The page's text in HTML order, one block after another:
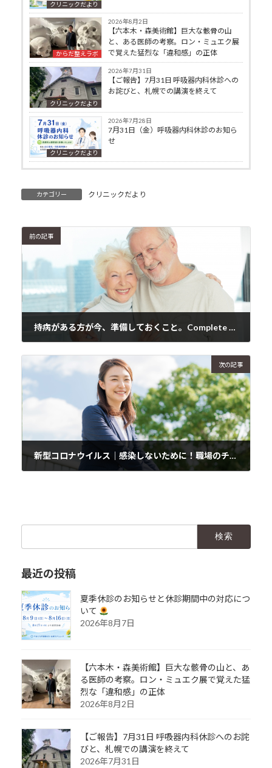
クリニックだより
からだ整えラボ
2026年8月2日
【六本木・森美術館】巨大な骸骨の山
と、ある医師の考察。ロン・ミュエク展
で覚えた猛烈な「違和感」の正体
クリニックだより
2026年7月31日
【ご報告】7月31日 呼吸器内科休診への
お詫びと、札幌での講演を終えて
クリニックだより
2026年7月28日
7月31日（金）呼吸器内科休診のお知ら
せ
カテゴリー クリニックだより
前の記事
持病がある方が今、準備しておくこと。Complete Care Plan
次の記事
新型コロナウイルス｜感染しないために！職場のチェックリスト
最近の投稿
夏季休診のお知らせと休診期間中の対応につ
いて
2026年8月7日
【六本木・森美術館】巨大な骸骨の山と、あ
る医師の考察。ロン・ミュエク展で覚えた猛
烈な「違和感」の正体
2026年8月2日
【ご報告】7月31日 呼吸器内科休診へのお詫
びと、札幌での講演を終えて
2026年7月31日